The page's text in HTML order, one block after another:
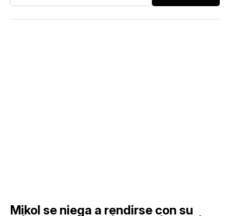
Mikol se niega a rendirse con su